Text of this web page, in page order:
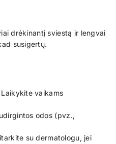
drėkinantį sviestą ir lengvai
susigertų.
vaikams
odos (pvz.,
su dermatologu, jei